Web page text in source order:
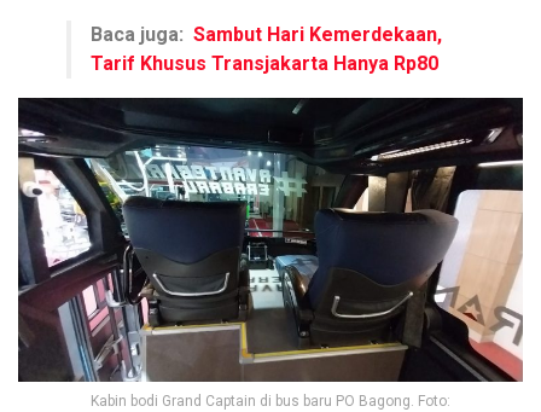
Baca juga: Sambut Hari Kemerdekaan,
Tarif Khusus Transjakarta Hanya Rp80
Kabin bodi Grand Captain di bus baru PO Bagong. Foto: